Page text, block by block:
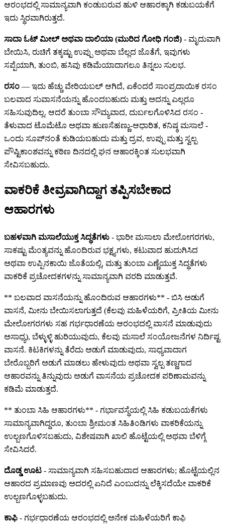
ಆರಂಭದಲ್ಲಿ ಸಾಮಾನ್ಯವಾಗಿ ಕಂಡುಬರುವ ಹುಳಿ ಆಹಾರಕ್ಕಾಗಿ ಕಡುಬಯಕೆಗೆ
ಇದು ಸ್ಥಿರವಾಗಿರುತ್ತದೆ.
ಸಾದಾ ಓಟ್ ಮೀಲ್ ಅಥವಾ ದಾಲಿಯಾ (ಮುರಿದ ಗೋಧಿ ಗಂಜಿ) - ಮೃದುವಾಗಿ
ಬೇಯಿಸಿ, ರುಚಿಗೆ ತಕ್ಕಷ್ಟು ಉಪ್ಪು ಅಥವಾ ಬೆಲ್ಲದ ಜೊತೆಗೆ, ಇವುಗಳು
ಸಪ್ಪೆಯಾಗಿ, ತುಂಬಿ, ಹಸಿವು ಕಡಿಮೆಯಾದಾಗಲೂ ತಿನ್ನಲು ಸುಲಭ.
ರಸಂ — ಇದು ಹೆಚ್ಚು ವೇರಿಯಬಲ್ ಆಗಿದೆ, ಏಕೆಂದರೆ ಸಾಂಪ್ರದಾಯಿಕ ರಸಂ
ಬಲವಾದ ಸುವಾಸನೆಯನ್ನು ಹೊಂದಬಹುದು ಮತ್ತು ಅದನ್ನು ಎಲ್ಲರೂ
ಸಹಿಸುವುದಿಲ್ಲ. ಆದರೆ ತುಂಬಾ ಸೌಮ್ಯವಾದ, ದುರ್ಬಲಗೊಳಿಸಿದ ರಸಂ -
ತೆಳುವಾದ ಟೊಮೆಟೊ ಅಥವಾ ಹುಣಸೆಹಣ್ಣು-ಆಧಾರಿತ, ಕನಿಷ್ಠ ಮಸಾಲೆ -
ಒಂದು ಸೂಪ್‌ನಂತೆ ಕುಡಿಯಬಹುದು ಮತ್ತು ದ್ರವ, ಉಪ್ಪು ಮತ್ತು ಸ್ವಲ್ಪ
ಪೌಷ್ಟಿಕಾಂಶವನ್ನು ಕಠಿಣ ದಿನದಲ್ಲಿ ಘನ ಆಹಾರಕ್ಕಿಂತ ಸುಲಭವಾಗಿ
ಸೇವಿಸಬಹುದು.
ವಾಕರಿಕೆ ತೀವ್ರವಾಗಿದ್ದಾಗ ತಪ್ಪಿಸಬೇಕಾದ
ಆಹಾರಗಳು
ಬಹಳವಾಗಿ ಮಸಾಲೆಯುಕ್ತ ಸಿದ್ಧತೆಗಳು - ಭಾರೀ ಮಸಾಲಾ ಮೇಲೋಗರಗಳು,
ಸಾಕಷ್ಟು ಮೆಂತ್ಯವನ್ನು ಹೊಂದಿರುವ ಭಕ್ಷ್ಯಗಳು, ಕಟುವಾದ ಹುದುಗಿಸಿದ
ಅಥವಾ ಉಪ್ಪಿನಕಾಯಿ ಜೊತೆಯಲ್ಲಿ, ಮತ್ತು ತುಂಬಾ ಎಣ್ಣೆಯುಕ್ತ ಸಿದ್ಧತೆಗಳು
ವಾಕರಿಕೆ ಪ್ರಚೋದಕಗಳನ್ನು ಸಾಮಾನ್ಯವಾಗಿ ವರದಿ ಮಾಡುತ್ತವೆ.
** ಬಲವಾದ ವಾಸನೆಯನ್ನು ಹೊಂದಿರುವ ಆಹಾರಗಳು** - ಬಿಸಿ ಅಡುಗೆ
ವಾಸನೆ, ಮೀನು ಬೇಯಿಸಲಾಗುತ್ತದೆ (ಕೆಲವು ಮಹಿಳೆಯರಿಗೆ, ಪ್ರೀತಿಯ ಮೀನು
ಮೇಲೋಗರಗಳು ಸಹ ಗರ್ಭಧಾರಣೆಯ ಆರಂಭದಲ್ಲಿ ವಾಸನೆ ಮಾಡುವುದು
ಅಸಾಧ್ಯ), ಬೆಳ್ಳುಳ್ಳಿ ಹುರಿಯುವುದು, ಕೆಲವು ಮಸಾಲೆ ಸಂಯೋಜನೆಗಳ ನಿರ್ದಿಷ್ಟ
ವಾಸನೆ. ಕಿಟಕಿಗಳನ್ನು ತೆರೆದು ಅಡುಗೆ ಮಾಡುವುದು, ಸಾಧ್ಯವಾದಾಗ
ಬೇರೊಬ್ಬರಿಗೆ ಅಡುಗೆ ಮಾಡಲು ಹೇಳುವುದು ಅಥವಾ ಸ್ವಲ್ಪ ತಣ್ಣಗಾದ
ಆಹಾರವನ್ನು ತಿನ್ನುವುದು ಅಡುಗೆ ವಾಸನೆಯ ಪ್ರಚೋದಕ ಪರಿಣಾಮವನ್ನು
ಕಡಿಮೆ ಮಾಡುತ್ತದೆ.
** ತುಂಬಾ ಸಿಹಿ ಆಹಾರಗಳು** - ಗರ್ಭಾವಸ್ಥೆಯಲ್ಲಿ ಸಿಹಿ ಕಡುಬಯಕೆಗಳು
ಸಾಮಾನ್ಯವಾಗಿದ್ದರೂ, ತುಂಬಾ ಶ್ರೀಮಂತ ಸಿಹಿತಿಂಡಿಗಳು ವಾಕರಿಕೆಯನ್ನು
ಉಲ್ಬಣಗೊಳಿಸಬಹುದು, ವಿಶೇಷವಾಗಿ ಖಾಲಿ ಹೊಟ್ಟೆಯಲ್ಲಿ ಅಥವಾ ಬೆಳಿಗ್ಗೆ
ಸೇವಿಸಿದರೆ.
ದೊಡ್ಡ ಊಟ - ಸಾಮಾನ್ಯವಾಗಿ ಸಹಿಸಬಹುದಾದ ಆಹಾರಗಳು; ಹೊಟ್ಟೆಯಲ್ಲಿನ
ಆಹಾರದ ಪ್ರಮಾಣವು ಅದರಲ್ಲಿ ಏನಿದೆ ಎಂಬುದನ್ನು ಲೆಕ್ಕಿಸದೆಯೇ ವಾಕರಿಕೆ
ಉಲ್ಬಣಗೊಳ್ಳಬಹುದು.
ಕಾಫಿ - ಗರ್ಭಧಾರಣೆಯ ಆರಂಭದಲ್ಲಿ ಅನೇಕ ಮಹಿಳೆಯರಿಗೆ ಕಾಫಿ